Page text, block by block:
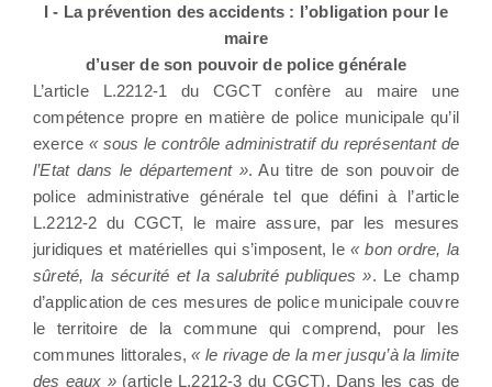
I - La prévention des accidents : l’obligation pour le
maire
d’user de son pouvoir de police générale
L’article L.2212-1 du CGCT confère au maire une
compétence propre en matière de police municipale qu’il
exerce « sous le contrôle administratif du représentant de
l’Etat dans le département ». Au titre de son pouvoir de
police administrative générale tel que défini à l’article
L.2212-2 du CGCT, le maire assure, par les mesures
juridiques et matérielles qui s’imposent, le « bon ordre, la
sûreté, la sécurité et la salubrité publiques ». Le champ
d’application de ces mesures de police municipale couvre
le territoire de la commune qui comprend, pour les
communes littorales,« le rivage de la mer jusqu’à la limite
des eaux » (article L.2212-3 du CGCT). Dans les cas de